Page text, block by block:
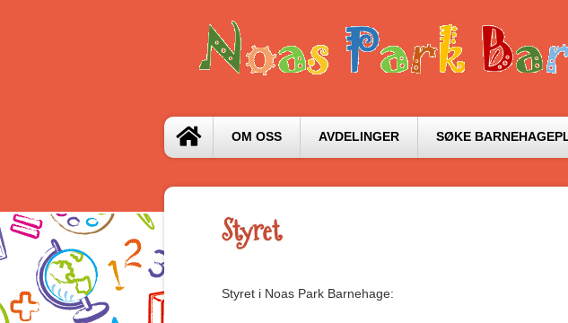
OM OSS AVDELINGER SØKE
Styret
Styret i Noas Park Barnehage: